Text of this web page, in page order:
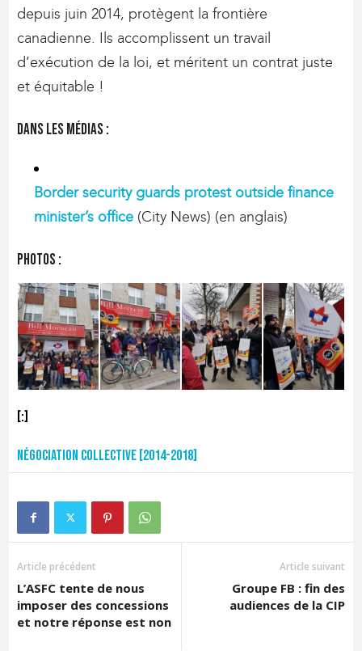
depuis juin 2014, protègent la frontière
canadienne. Ils accomplissent un travail
d’exécution de la loi, et méritent un contrat juste
et équitable !
Dans les médias :
Border security guards protest outside finance
minister’s office (City News) (en anglais)
Photos :
[:]
Négociation collective [2014-2018]
Article précédent
L’ASFC tente de nous
imposer des concessions
et notre réponse est non
Article suivant
Groupe FB : fin des
audiences de la CIP